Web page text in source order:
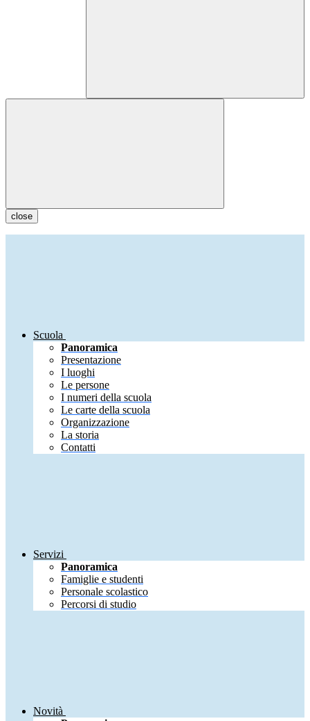
close
Scuola
Panoramica
Presentazione
I luoghi
Le persone
I numeri della scuola
Le carte della scuola
Organizzazione
La storia
Contatti
Servizi
Panoramica
Famiglie e studenti
Personale scolastico
Percorsi di studio
Novità